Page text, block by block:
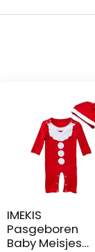
IMEKIS
Pasgeboren
Baby Meisjes